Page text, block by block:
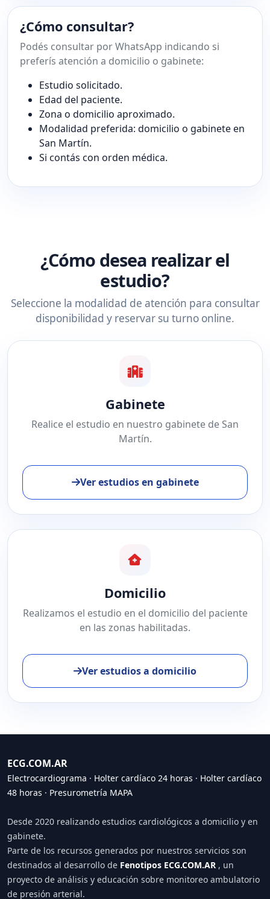
¿Cómo consultar?
Podés consultar por WhatsApp indicando si
preferís atención a domicilio o gabinete:
Estudio solicitado.
Edad del paciente.
Zona o domicilio aproximado.
Modalidad preferida: domicilio o gabinete en
San Martín.
Si contás con orden médica.
¿Cómo desea realizar el
estudio?
Seleccione la modalidad de atención para consultar
disponibilidad y reservar su turno online.
Gabinete
Realice el estudio en nuestro gabinete de San
Martín.
Ver estudios en gabinete
Domicilio
Realizamos el estudio en el domicilio del paciente
en las zonas habilitadas.
Ver estudios a domicilio
ECG.COM.AR
Electrocardiograma · Holter cardíaco 24 horas · Holter cardíaco
48 horas · Presurometría MAPA
Desde 2020 realizando estudios cardiológicos a domicilio y en
gabinete.
Parte de los recursos generados por nuestros servicios son
destinados al desarrollo de Fenotipos ECG.COM.AR , un
proyecto de análisis y educación sobre monitoreo ambulatorio
de presión arterial.